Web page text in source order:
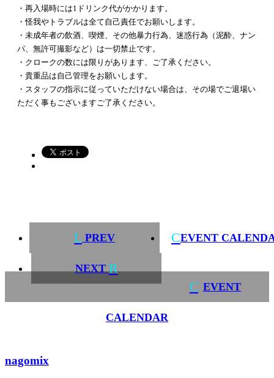
・再入場時には1ドリンク代がかかります。
・怪我やトラブルは全て自己責任でお願いします。
・未成年者の飲酒、喫煙、その他暴力行為、迷惑行為（泥酔、ナン
パ、無許可撮影など）は一切禁止です。
・クロークの数には限りがあります、ご了承ください。
・貴重品は自己管理をお願いします。
・スタッフの指示に従っていただけない場合は、その場でご退場い
ただく事もございますご了承ください。
L PREV CEVENT
NEXT R
C EVENT
CALENDAR
nagomix